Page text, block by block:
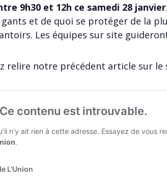
9h30 et 12h ce samedi 28 janvier
et de quoi se protéger de la
Les équipes sur site
relire notre précédent article sur le